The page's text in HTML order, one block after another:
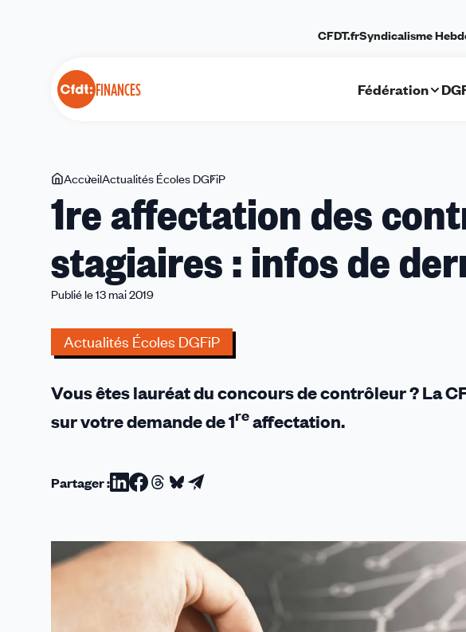
FINANCES
CFDT.frSyndicalisme
Fédération
Vous
êtes
AccueilActualités Écoles DGFiP
affectation
des
contrôleurs
stagiaires :
1re affectation des
stagiaires : infos de
Publié le 13 mai 2019
Actualités Écoles DGFiP
Vous êtes lauréat du concours de contrôleur ? La
sur votre demande de 1reaffectation.
Partager :Partager
Linkedin
Partager
Facebook
Partager
Threads
Partager
Bluesky
Partager
email